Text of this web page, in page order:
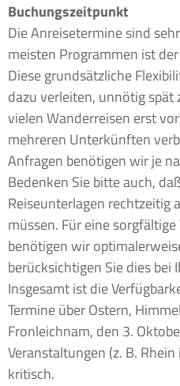
Buchungszeitpunkt
Die Anreisetermine sind
meisten Programmen ist
Diese grundsätzliche
dazu verleiten, unnötig spät
vielen Wanderreisen erst
mehreren Unterkünften
Anfragen benötigen wir je
Bedenken Sie bitte auch,
Reiseunterlagen rechtzeitig
müssen. Für eine
benötigen wir
berücksichtigen Sie dies bei
Insgesamt ist die
Termine über Ostern,
Fronleichnam, den 3.
Veranstaltungen (z. B.
kritisch.